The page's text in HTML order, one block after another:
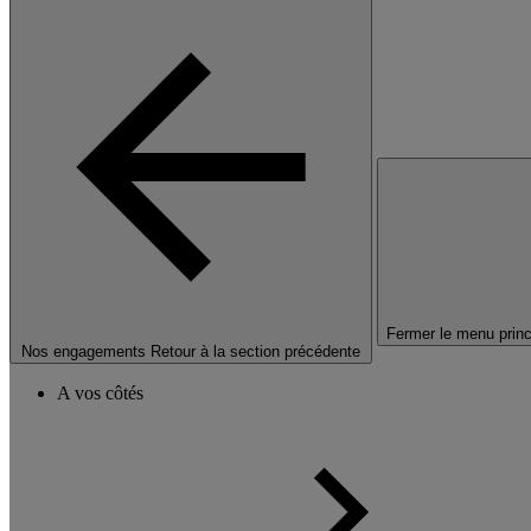
Nos engagements Retour à la section précédente
Fermer le menu
A vos côtés